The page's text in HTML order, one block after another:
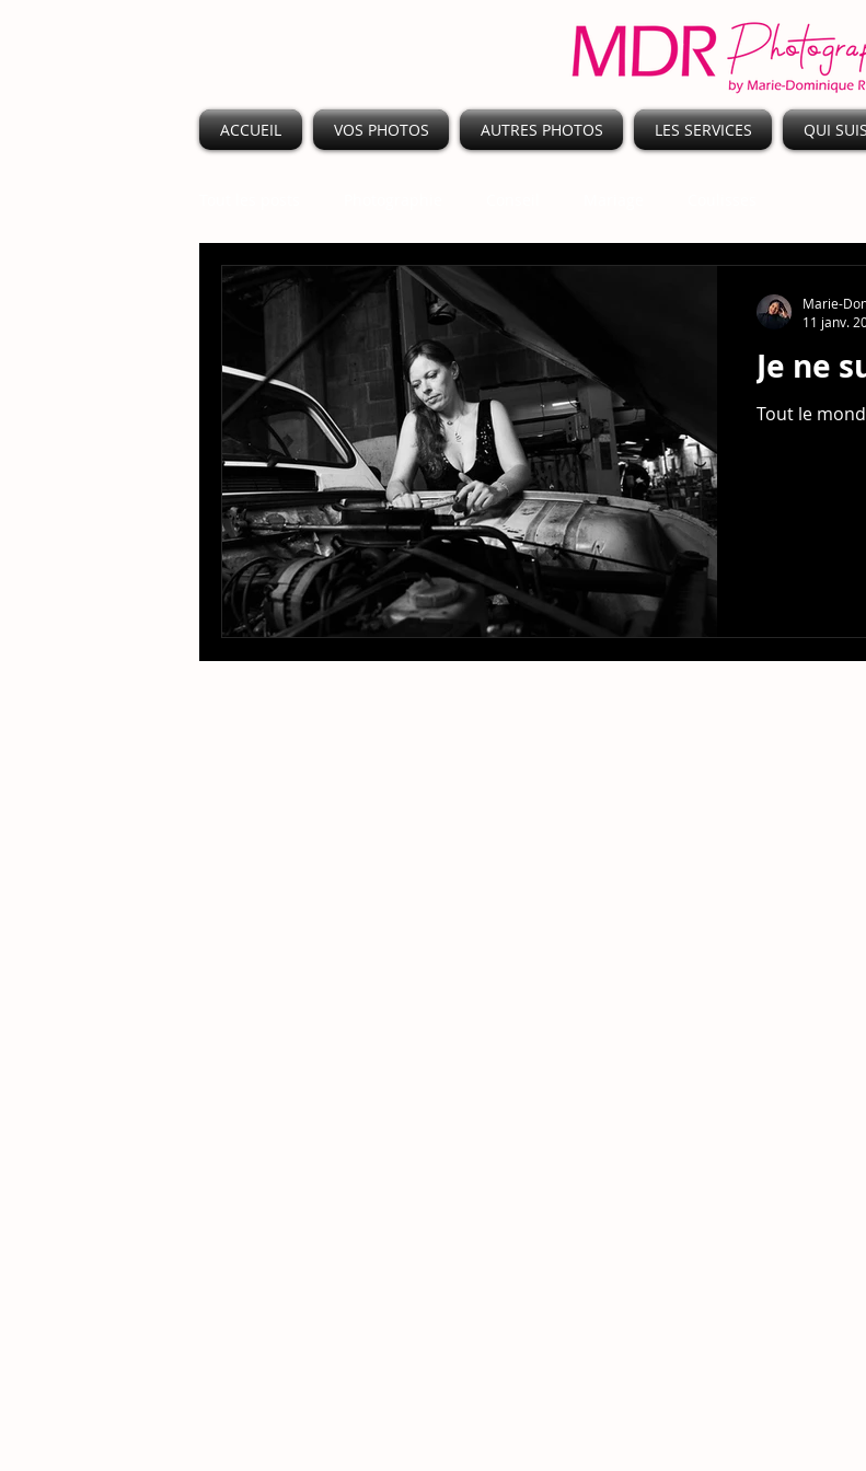
ACCUEIL VOS PHOTOS AUTRES PHOTOS LES SERVICES QUI
Je ne
Tout le
Marie-
11 janv.